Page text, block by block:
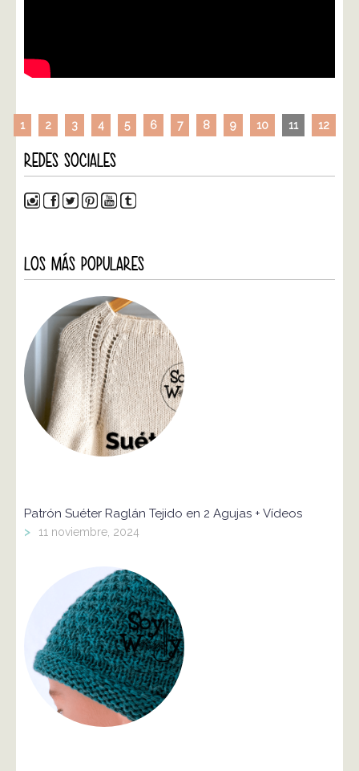
1 2 3 4 5 6 7 8 9 10 11 12
REDES SOCIALES
LOS MÁS POPULARES
Patrón Suéter Raglán Tejido en 2 Agujas + Vídeos
> 11 noviembre, 2024